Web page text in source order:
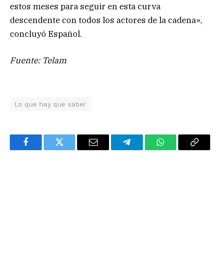
estos meses para seguir en esta curva
descendente con todos los actores de la cadena»,
concluyó Español.
Fuente: Telam
Lo que hay que saber
FacebookTwitter Email TelegramWhatsAppCopy